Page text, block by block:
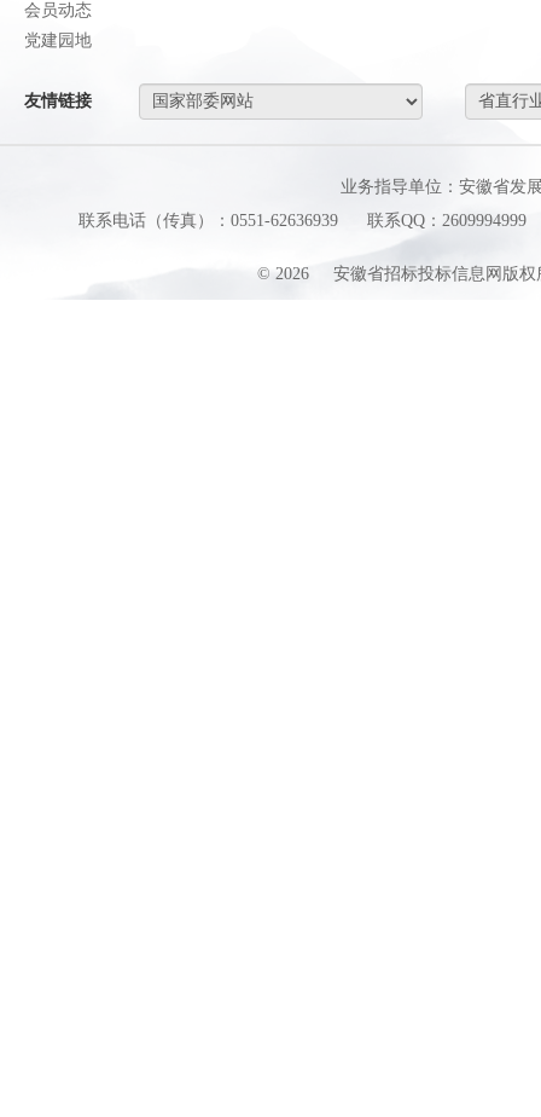
会员动态
党建园地
友情链接
业务指导单位：安徽省发
联系电话（传真）：0551-62636939
联系QQ：2609994999
© 2026 安徽省招标投标信息网版